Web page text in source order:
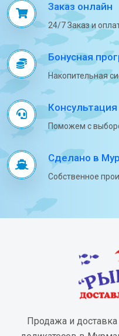
Заказ онлайн
24/7 Заказ и
Бонусная
Накопительная
Консультация
Поможем с
Сделано в
Собственное
Продажа и